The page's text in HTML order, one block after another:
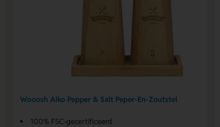
Wooosh Aiko Pepper & Salt Peper-En-Zoutstel
100% FSC-gecertificeerd